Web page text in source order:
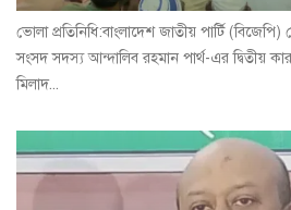
ভোলা প্রতিনিধি:বাংলাদেশ জাতীয় পার্টি
সংসদ সদস্য আন্দালিব রহমান পার্থ-এর দ্বিতীয়
মিলাদ...